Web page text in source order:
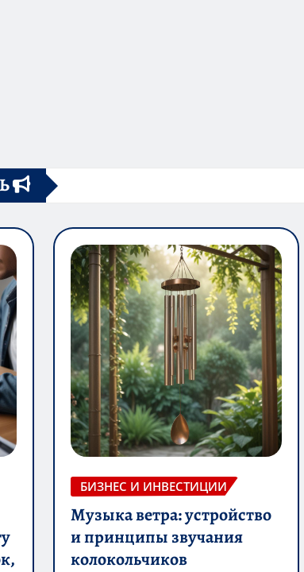
БИЗНЕС И ИНВЕСТИЦИИ
Музыка ветра: устройство
и принципы звучания
колокольчиков